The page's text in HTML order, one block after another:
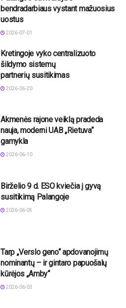
bendradarbiaus vystant mažuosius
uostus
2026-07-01
Kretingoje vyko centralizuoto
šildymo sistemų
partnerių susitikimas
2026-06-20
Akmenės rajone veiklą pradeda
nauja, moderni UAB „Rietuva“
gamykla
2026-06-10
Birželio 9 d. ESO kviečia į gyvą
susitikimą Palangoje
2026-06-05
Tarp „Verslo geno“ apdovanojimų
nominantų – ir gintaro papuošalų
kūrėjos „Amby“
2026-06-03